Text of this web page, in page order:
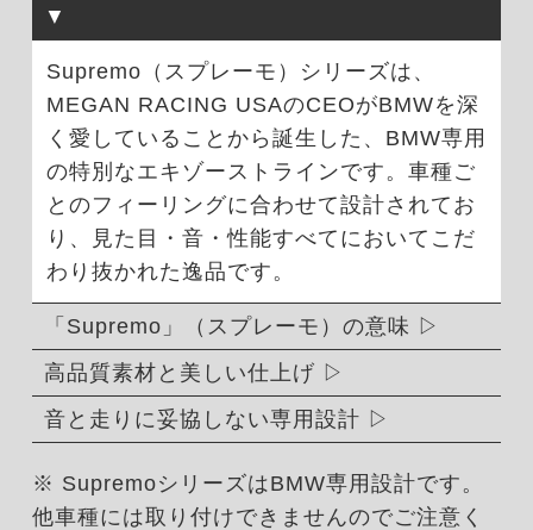
Supremo（スプレーモ）シリーズは、
MEGAN RACING USAのCEOがBMWを深
く愛していることから誕生した、BMW専用
の特別なエキゾーストラインです。車種ご
とのフィーリングに合わせて設計されてお
り、見た目・音・性能すべてにおいてこだ
わり抜かれた逸品です。
「Supremo」（スプレーモ）の意味
高品質素材と美しい仕上げ
音と走りに妥協しない専用設計
※ SupremoシリーズはBMW専用設計です。
他車種には取り付けできませんのでご注意く